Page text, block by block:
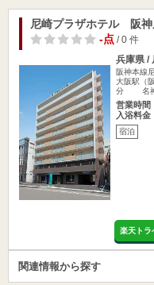
尼崎プラザホテル 阪神
-点 / 0 件
兵庫県 /
阪神本線
大阪駅（
分 名神
営業時間
入浴料金
宿泊
楽天トラ
関連情報から探す